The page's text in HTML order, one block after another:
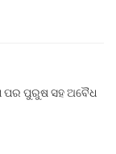
ପର ପୁରୁଷ ସହ ଅବୈଧ